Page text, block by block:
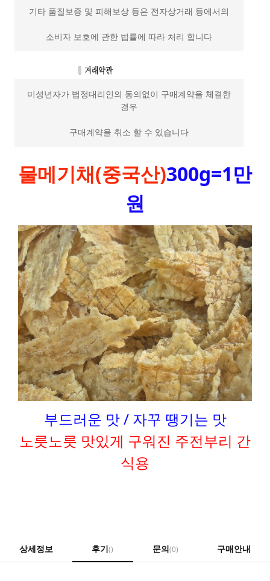
기타 품질보증 및 피해보상 등은 전자상거래 등에서의
소비자 보호에 관한 법률에 따라 처리 합니다
미성년자가 법정대리인의 동의없이 구매계약을 체결한
경우
구매계약을 취소 할 수 있습니다
물메기채(중국산)300g=1만
원
부드러운 맛 / 자꾸 땡기는 맛
노릇노릇 맛있게 구워진 주전부리 간
식용
상세정보 후기() 문의(0) 구매안내